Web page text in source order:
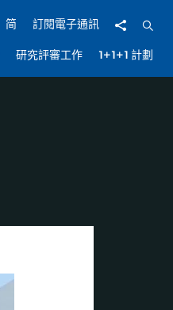
简 訂閱電子通訊 分享 開啟
研究評審工作 1+1+1 計劃